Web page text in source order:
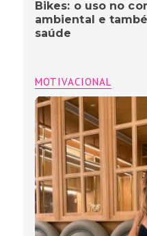
Bikes: o uso no
ambiental e
saúde
MOTIVACIONAL